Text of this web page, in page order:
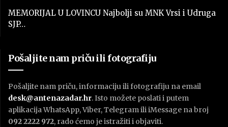
MEMORIJAL U LOVINCU Najbolji su MNK Vrsi i Udruga
SJP…
Pošaljite nam priču ili fotografiju
Pošaljite nam priču, informaciju ili fotografiju na email
desk@antenazadar.hr. Isto možete poslati i putem
aplikacija WhatsApp, Viber, Telegram ili iMessage na broj
092 2222 972, rado ćemo je istražiti i objaviti.